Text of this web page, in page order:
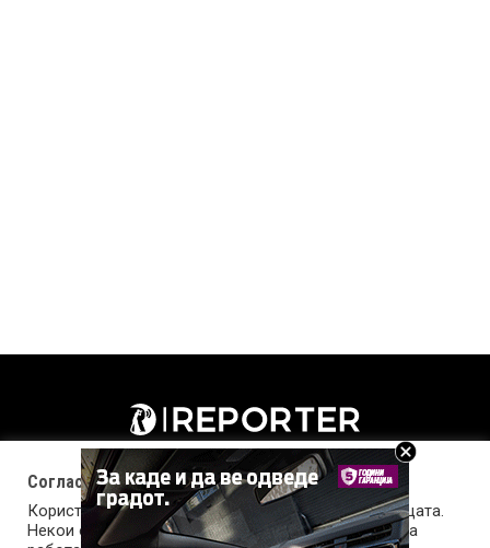
Согласност за колачиња (cookies)
Користиме колачиња за оптимизирање на страницата.
Некои од колачињата се од суштинско значење за